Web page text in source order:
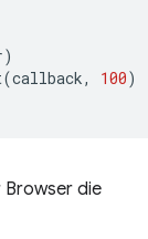
)
(callback, 100)
Browser die